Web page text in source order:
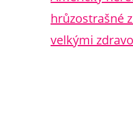
hrůzostrašné
velkými